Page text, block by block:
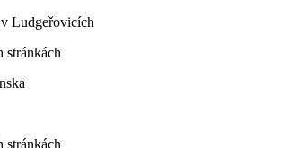
Ludgeřovicích
stránkách
stránkách